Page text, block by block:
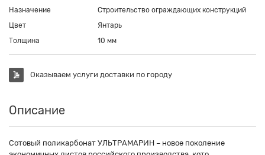
Назначение
Строительство ограждающих конструкций
Цвет
Янтарь
Толщина
10 мм
Оказываем услуги доставки по городу
Описание
Сотовый поликарбонат УЛЬТРАМАРИН – новое поколение